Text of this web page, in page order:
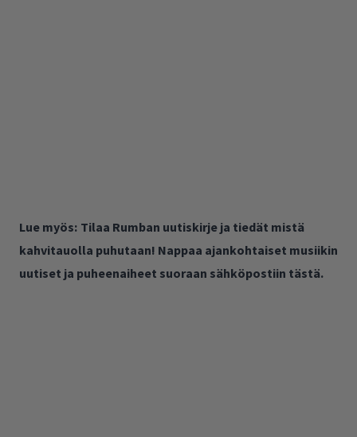
Lue myös: Tilaa Rumban uutiskirje ja tiedät mistä
kahvitauolla puhutaan! Nappaa ajankohtaiset musiikin
uutiset ja puheenaiheet suoraan sähköpostiin tästä.